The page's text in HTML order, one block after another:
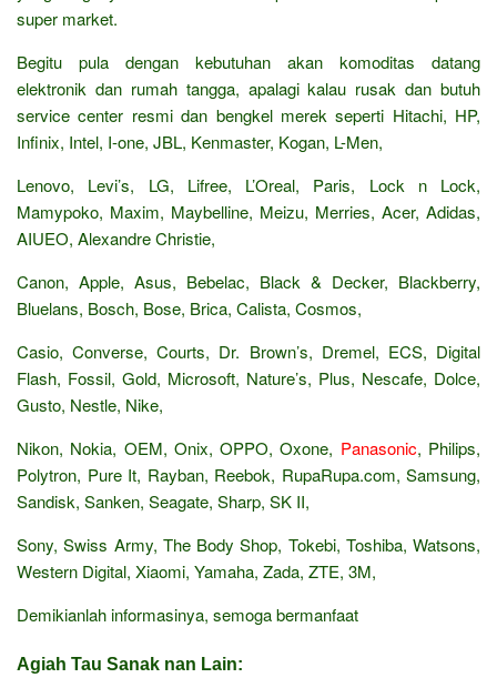
super market.
Begitu pula dengan kebutuhan akan komoditas datang
elektronik dan rumah tangga, apalagi kalau rusak dan butuh
service center resmi dan bengkel merek seperti Hitachi, HP,
Infinix, Intel, I-one, JBL, Kenmaster, Kogan, L-Men,
Lenovo, Levi’s, LG, Lifree, L’Oreal, Paris, Lock n Lock,
Mamypoko, Maxim, Maybelline, Meizu, Merries, Acer, Adidas,
AIUEO, Alexandre Christie,
Canon, Apple, Asus, Bebelac, Black & Decker, Blackberry,
Bluelans, Bosch, Bose, Brica, Calista, Cosmos,
Casio, Converse, Courts, Dr. Brown’s, Dremel, ECS, Digital
Flash, Fossil, Gold, Microsoft, Nature’s, Plus, Nescafe, Dolce,
Gusto, Nestle, Nike,
Nikon, Nokia, OEM, Onix, OPPO, Oxone, Panasonic, Philips,
Polytron, Pure It, Rayban, Reebok, RupaRupa.com, Samsung,
Sandisk, Sanken, Seagate, Sharp, SK II,
Sony, Swiss Army, The Body Shop, Tokebi, Toshiba, Watsons,
Western Digital, Xiaomi, Yamaha, Zada, ZTE, 3M,
Demikianlah informasinya, semoga bermanfaat
Agiah Tau Sanak nan Lain: